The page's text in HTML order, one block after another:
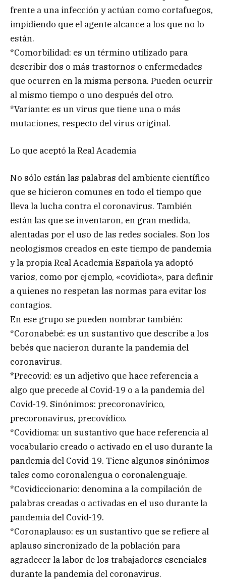
frente a una infección y actúan como cortafuegos,
impidiendo que el agente alcance a los que no lo
están.
*Comorbilidad: es un término utilizado para
describir dos o más trastornos o enfermedades
que ocurren en la misma persona. Pueden ocurrir
al mismo tiempo o uno después del otro.
*Variante: es un virus que tiene una o más
mutaciones, respecto del virus original.
Lo que aceptó la Real Academia
No sólo están las palabras del ambiente científico
que se hicieron comunes en todo el tiempo que
lleva la lucha contra el coronavirus. También
están las que se inventaron, en gran medida,
alentadas por el uso de las redes sociales. Son los
neologismos creados en este tiempo de pandemia
y la propia Real Academia Española ya adoptó
varios, como por ejemplo, «covidiota», para definir
a quienes no respetan las normas para evitar los
contagios.
En ese grupo se pueden nombrar también:
*Coronabebé: es un sustantivo que describe a los
bebés que nacieron durante la pandemia del
coronavirus.
*Precovid: es un adjetivo que hace referencia a
algo que precede al Covid-19 o a la pandemia del
Covid-19. Sinónimos: precoronavírico,
precoronavirus, precovídico.
*Covidioma: un sustantivo que hace referencia al
vocabulario creado o activado en el uso durante la
pandemia del Covid-19. Tiene algunos sinónimos
tales como coronalengua o coronalenguaje.
*Covidiccionario: denomina a la compilación de
palabras creadas o activadas en el uso durante la
pandemia del Covid-19.
*Coronaplauso: es un sustantivo que se refiere al
aplauso sincronizado de la población para
agradecer la labor de los trabajadores esenciales
durante la pandemia del coronavirus.